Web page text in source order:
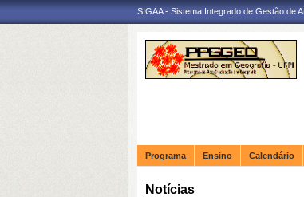
SIGAA - Sistema Integrado de Gestão de
Programa Ensino Calendário
Notícias